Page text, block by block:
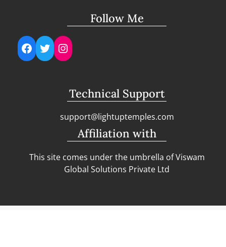
Follow Me
Facebook
TwitterInstagram
Technical Support
support@lightuptemples.com
Affiliation with
This site comes under the umbrella of Viswam
Global Solutions Private Ltd